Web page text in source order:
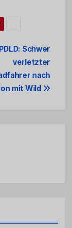
Schwer
verletzter
nach
mit Wild